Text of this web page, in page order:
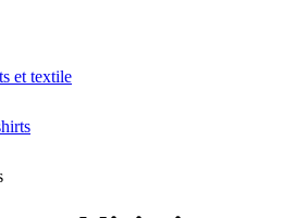
et textile